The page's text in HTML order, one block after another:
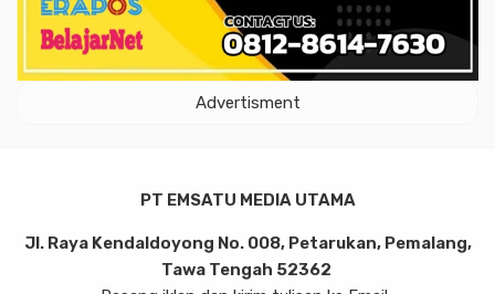
Advertisment
PT EMSATU MEDIA UTAMA
Jl. Raya Kendaldoyong No. 008, Petarukan, Pemalang,
Tawa Tengah 52362